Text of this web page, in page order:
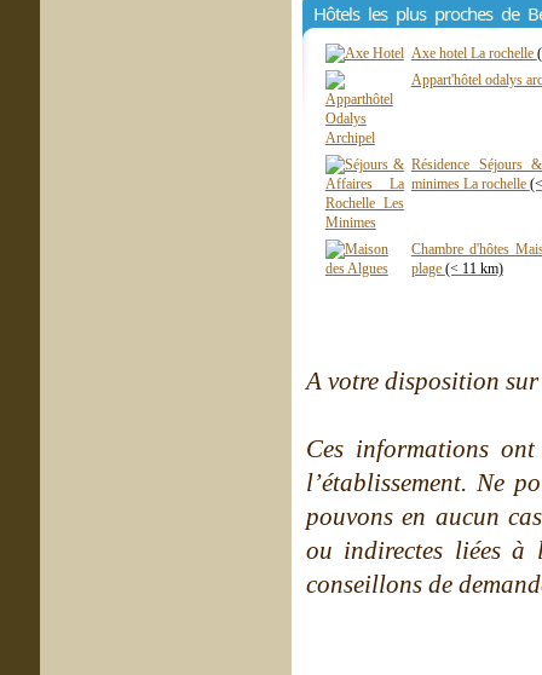
Hôtels les plus proches de
Axe hotel La rochelle
Appart'hôtel odalys
Résidence Séjours
minimes La rochelle
Chambre d'hôtes
plage (< 11 km)
A votre disposition
Ces informations
l’établissement. Ne
pouvons en aucun
ou indirectes liées à
conseillons de